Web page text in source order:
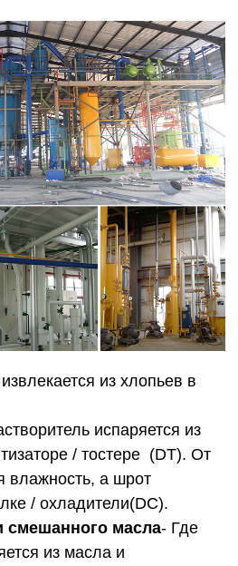
из хлопьев в
испаряется из
/ тостере (DT). От
влажность, а шрот
/ охладители(DC).
смешанного масла- Где
из масла и